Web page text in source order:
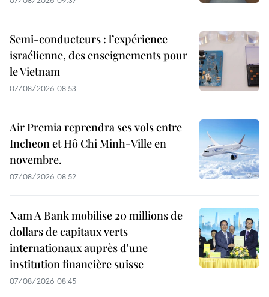
Semi-conducteurs : l’expérience
israélienne, des enseignements pour
le Vietnam
07/08/2026 08:53
Air Premia reprendra ses vols entre
Incheon et Hô Chi Minh-Ville en
novembre.
07/08/2026 08:52
Nam A Bank mobilise 20 millions de
dollars de capitaux verts
internationaux auprès d'une
institution financière suisse
07/08/2026 08:45